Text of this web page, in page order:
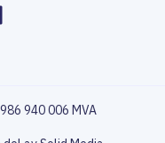
940 006 MVA